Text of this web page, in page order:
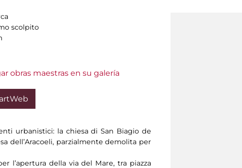
scolpito
obras maestras en su galería
urbanistici: la chiesa di San Biagio de
dell’Aracoeli, parzialmente demolita per
l’apertura della via del Mare, tra piazza